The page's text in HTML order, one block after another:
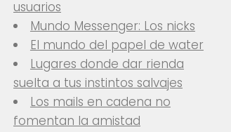
usuarios
Mundo Messenger: Los nicks
El mundo del papel de water
Lugares donde dar rienda
suelta a tus instintos salvajes
Los mails en cadena no
fomentan la amistad